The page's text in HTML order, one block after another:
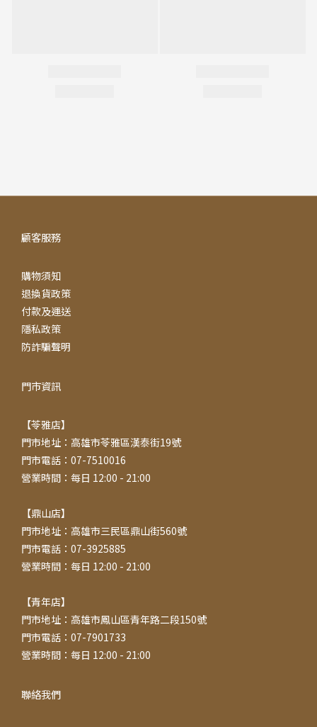
顧客服務
購物須知
退換貨政策
付款及運送
隱私政策
防詐騙聲明
門市資訊
【苓雅店】
門市地址：高雄市苓雅區漢泰街19號
門市電話：07-7510016
營業時間：每日 12:00 - 21:00
【鼎山店】
門市地址：高雄市三民區鼎山街560號
門市電話：07-3925885
營業時間：每日 12:00 - 21:00
【青年店】
門市地址：高雄市鳳山區青年路二段150號
門市電話：07-7901733
營業時間：每日 12:00 - 21:00
聯絡我們